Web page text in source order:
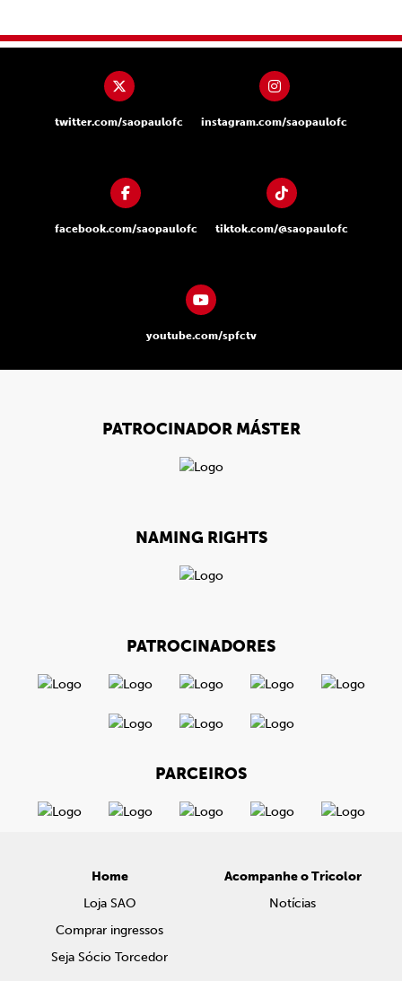
twitter.com/saopaulofc instagram.com/saopaulofc
facebook.com/saopaulofc tiktok.com/@saopaulofc
youtube.com/spfctv
PATROCINADOR MÁSTER
NAMING RIGHTS
PATROCINADORES
PARCEIROS
Home
Loja SAO
Comprar ingressos
Seja Sócio Torcedor
Acompanhe o Tricolor
Notícias